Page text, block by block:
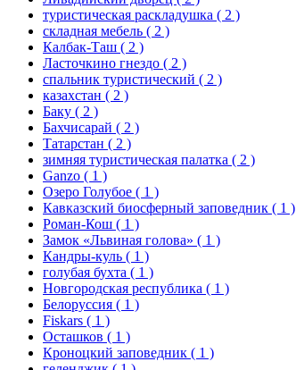
туристическая раскладушка ( 2 )
складная мебель ( 2 )
Калбак-Таш ( 2 )
Ласточкино гнездо ( 2 )
спальник туристический ( 2 )
казахстан ( 2 )
Баку ( 2 )
Бахчисарай ( 2 )
Татарстан ( 2 )
зимняя туристическая палатка ( 2 )
Ganzo ( 1 )
Озеро Голубое ( 1 )
Кавказский биосферный заповедник ( 1 )
Роман-Кош ( 1 )
Замок «Львиная голова» ( 1 )
Кандры-куль ( 1 )
голубая бухта ( 1 )
Новгородская республика ( 1 )
Белоруссия ( 1 )
Fiskars ( 1 )
Осташков ( 1 )
Кроноцкий заповедник ( 1 )